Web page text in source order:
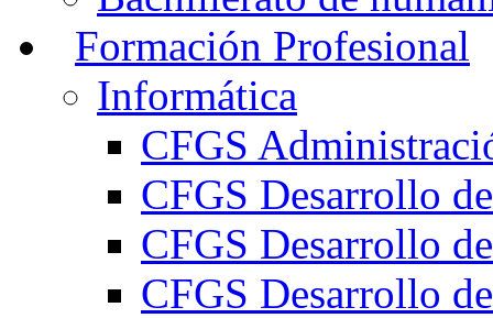
Formación Profesional
Informática
CFGS
CFGS Desarrollo
CFGS Desarrollo
CFGS Desarrollo